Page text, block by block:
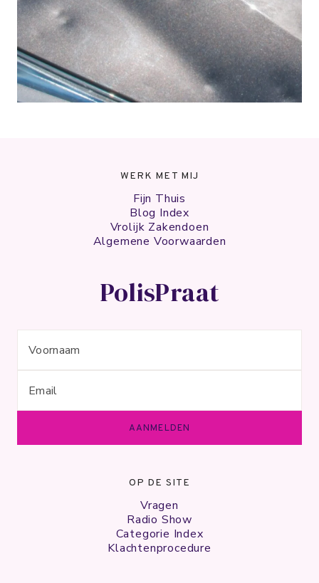
WERK MET MIJ
Fijn Thuis
Blog Index
Vrolijk Zakendoen
Algemene Voorwaarden
PolisPraat
OP DE SITE
Vragen
Radio Show
Categorie Index
Klachtenprocedure